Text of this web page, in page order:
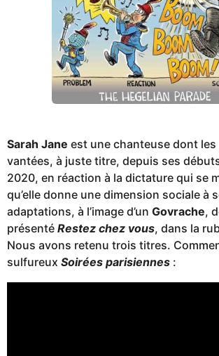
Sarah Jane est une chanteuse dont
vantées, à juste titre, depuis ses
2020, en réaction à la dictature qui se
qu’elle donne une dimension sociale à
adaptations, à l’image d’un Govrache,
présenté Restez chez vous, dans la
Nous avons retenu trois titres.
sulfureux Soirées parisiennes :